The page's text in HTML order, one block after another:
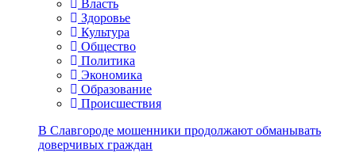
Власть
Здоровье
Культура
Общество
Политика
Экономика
Образование
Происшествия
В Славгороде мошенники продолжают обманывать
доверчивых граждан